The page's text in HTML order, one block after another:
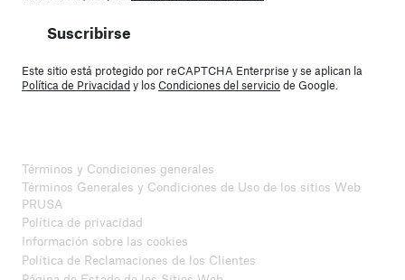
Suscribirse
Este sitio está protegido por reCAPTCHA Enterprise y se aplican la
Política de Privacidady losCondiciones del serviciode Google.
Términos y Condiciones generales
Términos Generales y Condiciones de Uso de los sitios Web
PRUSA
Política de privacidad
Información sobre las cookies
Política de Reclamaciones de los Clientes